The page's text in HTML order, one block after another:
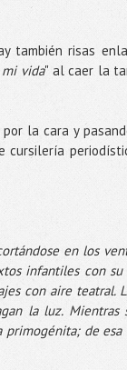
también risas
mi vida" al caer la
la cara y
en los
infantiles con
con aire teatral.
la luz.
de